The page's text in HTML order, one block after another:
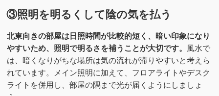
③照明を明るくして陰の気を払う
北東向きの部屋は日照時間が比較的短く、暗い印象になり
やすいため、照明で明るさを補うことが大切です。
風水で
は、暗くなりがちな場所は気の流れが滞りやすいと考えら
れています。メイン照明に加えて、フロアライトやデスク
ライトを併用し、部屋の隅まで光が届くようにしましょ